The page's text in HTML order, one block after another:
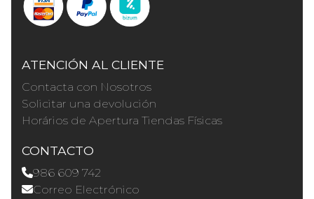
ATENCIÓN AL CLIENTE
Contacta con Nosotros
Solicitar una devolución
Horários de Apertura Tiendas Físicas
CONTACTO
986 609 742
Correo Electrónico